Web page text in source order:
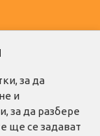
за да
и
за да разбере
ще се задават